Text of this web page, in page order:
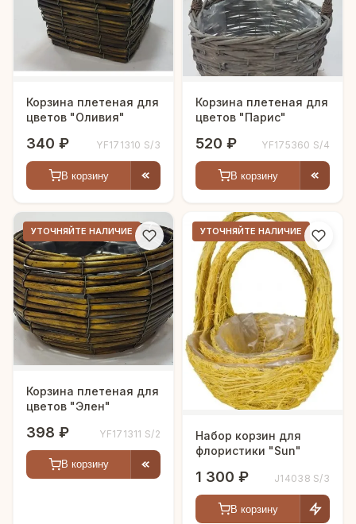
Корзина плетеная для
цветов "Оливия"
340 ₽ YF171310 S/3
В корзину
Корзина плетеная для
цветов "Парис"
520 ₽ YF175360 S/4
В корзину
УТОЧНЯЙТЕ НАЛИЧИЕ
Корзина плетеная для
цветов "Элен"
398 ₽ YF171311 S/2
В корзину
УТОЧНЯЙТЕ НАЛИЧИЕ
Набор корзин для
флористики "Sun"
1 300 ₽ J14038 S/3
В корзину